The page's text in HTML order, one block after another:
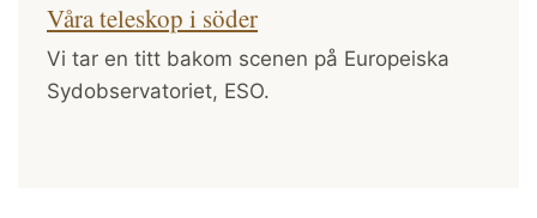
Våra teleskop i söder
Vi tar en titt bakom scenen på Europeiska
Sydobservatoriet, ESO.